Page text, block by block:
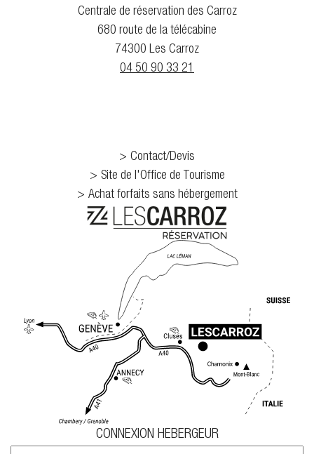
Centrale de réservation des Carroz
680 route de la télécabine
74300 Les Carroz
04 50 90 33 21
Contact/Devis
Site de l'Office de Tourisme
Achat forfaits sans hébergement
CONNEXION HEBERGEUR